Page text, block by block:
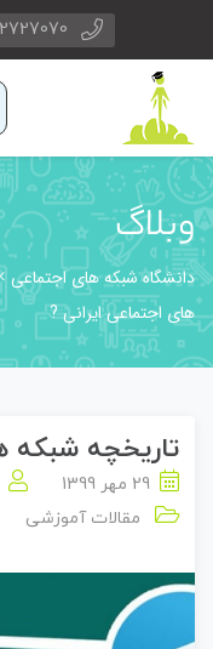
وبلاگ
دانشگاه شبکه های اجتماعی
های اجتماعی ایرانی ?
تاریخچه شبکه
29 مهر 1399
مقالات آموزشی